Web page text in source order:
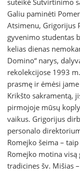
suteikė Sutvirtinimo
Galiu paminėti
Atsimenu, Grigorijus
gyvenimo studentas
kelias dienas
Domino“ narys,
rekolekcijose 1993
prasmę ir ėmėsi
Krikšto sakramentą,
pirmojoje mūsų
vaikus. Grigorijus
personalo
Romejko šeima –
Romejko motina
tradicines šv. Mišias